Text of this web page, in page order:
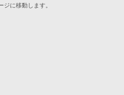
に移動します。